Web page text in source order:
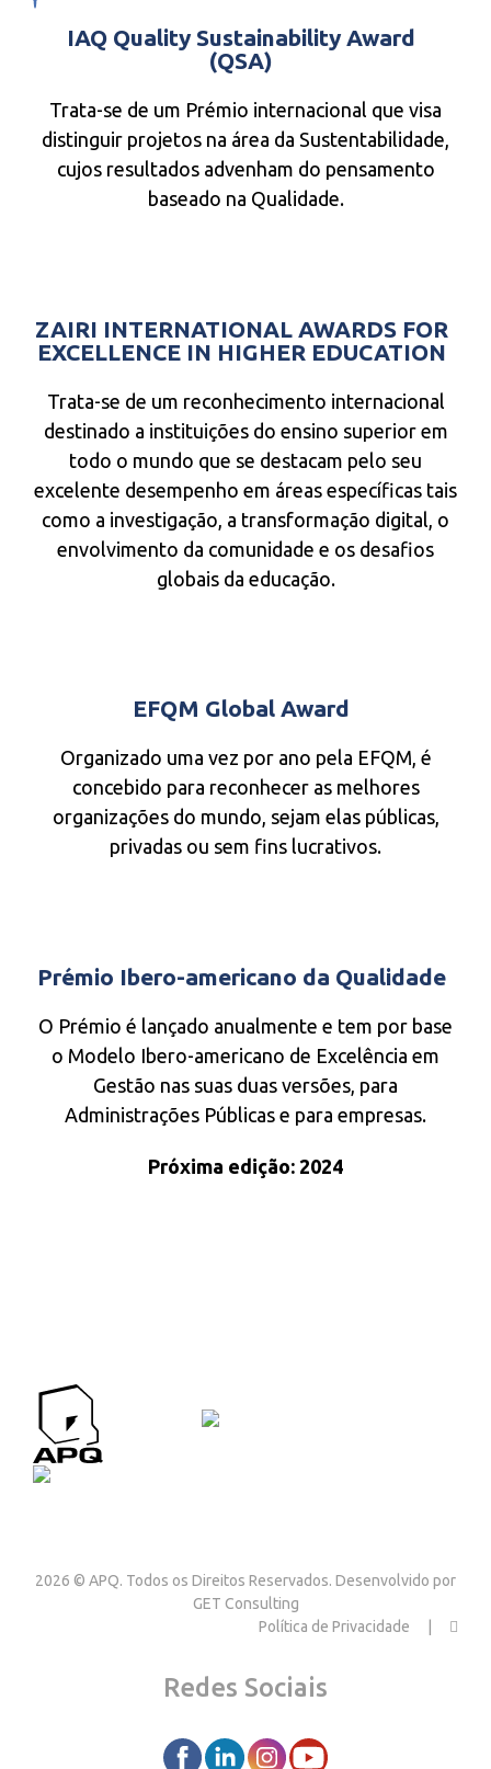
IAQ Quality Sustainability Award
(QSA)
Trata-se de um Prémio internacional que visa
distinguir projetos na área da Sustentabilidade,
cujos resultados advenham do pensamento
baseado na Qualidade.
ZAIRI INTERNATIONAL AWARDS FOR
EXCELLENCE IN HIGHER EDUCATION
Trata-se de um reconhecimento internacional
destinado a instituições do ensino superior em
todo o mundo que se destacam pelo seu
excelente desempenho em áreas específicas tais
como a investigação, a transformação digital, o
envolvimento da comunidade e os desafios
globais da educação.
EFQM Global Award
Organizado uma vez por ano pela EFQM, é
concebido para reconhecer as melhores
organizações do mundo, sejam elas públicas,
privadas ou sem fins lucrativos.
Prémio Ibero-americano da Qualidade
O Prémio é lançado anualmente e tem por base
o Modelo Ibero-americano de Excelência em
Gestão nas suas duas versões, para
Administrações Públicas e para empresas.
Próxima edição: 2024
2026 © APQ. Todos os Direitos Reservados. Desenvolvido por
GET Consulting
Política de Privacidade
Redes Sociais